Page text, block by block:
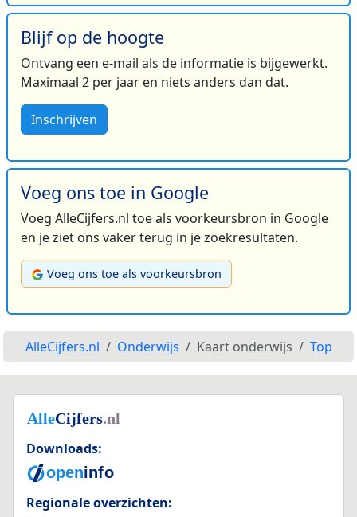
Blijf op de hoogte
Ontvang een e-mail als de informatie is bijgewerkt.
Maximaal 2 per jaar en niets anders dan dat.
Inschrijven
Voeg ons toe in Google
Voeg AlleCijfers.nl toe als voorkeursbron in Google
en je ziet ons vaker terug in je zoekresultaten.
Voeg ons toe als voorkeursbron
AlleCijfers.nl Onderwijs Kaart onderwijs Top
Downloads:
Regionale overzichten: